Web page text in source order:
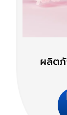
ผลิตภั